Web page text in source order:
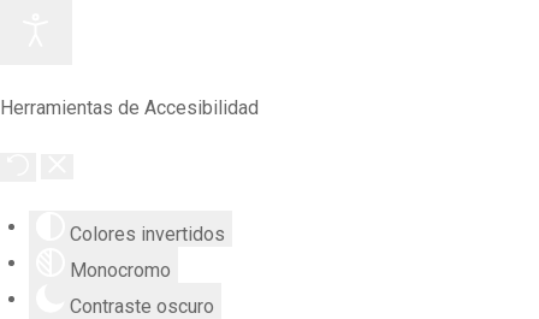
Herramientas de Accesibilidad
Colores invertidos
Monocromo
Contraste oscuro